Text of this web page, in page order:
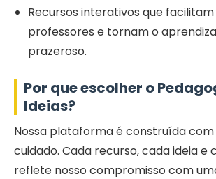
Recursos interativos que
professores e tornam o
prazeroso.
Por que escolher o
Ideias?
Nossa plataforma é construída
cuidado. Cada recurso, cada ideia e
reflete nosso compromisso com